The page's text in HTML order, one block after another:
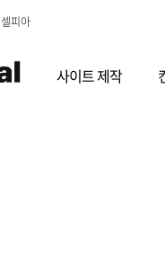
셀피아
사이트 제작